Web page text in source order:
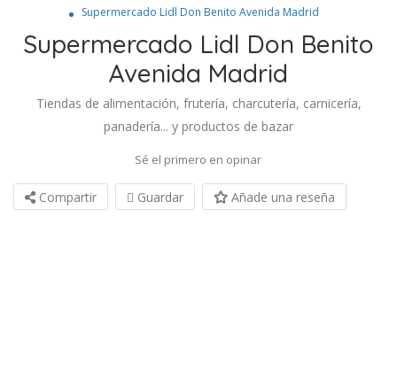
Supermercado Lidl Don Benito Avenida Madrid
Supermercado Lidl Don Benito
Avenida Madrid
Tiendas de alimentación, frutería, charcutería, carnicería,
panadería... y productos de bazar
Sé el primero en opinar
Compartir Guardar Añade una reseña